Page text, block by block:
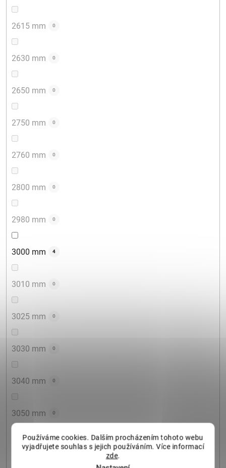
Používáme cookies. Dalším procházením tohoto webu
vyjadřujete souhlas s jejich používáním. Více informací
zde.
2615 mm 0
2630 mm 0
2650 mm 0
2750 mm 0
2760 mm 0
2800 mm 0
2980 mm 0
3000 mm 4
3010 mm 0
3025 mm 0
3030 mm 0
3040 mm 0
3050 mm 0
3060 mm 0